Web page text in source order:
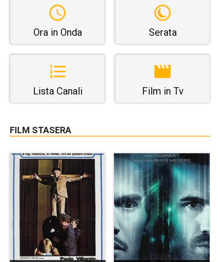
Ora in Onda Serata
Lista Canali Film in Tv
FILM STASERA